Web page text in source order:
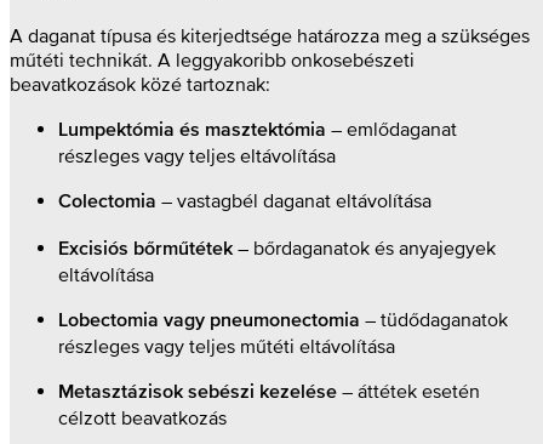
A daganat típusa és kiterjedtsége határozza meg a szükséges
műtéti technikát. A leggyakoribb onkosebészeti
beavatkozások közé tartoznak:
Lumpektómia és masztektómia – emlődaganat
részleges vagy teljes eltávolítása
Colectomia – vastagbél daganat eltávolítása
Excisiós bőrműtétek – bőrdaganatok és anyajegyek
eltávolítása
Lobectomia vagy pneumonectomia – tüdődaganatok
részleges vagy teljes műtéti eltávolítása
Metasztázisok sebészi kezelése – áttétek esetén
célzott beavatkozás